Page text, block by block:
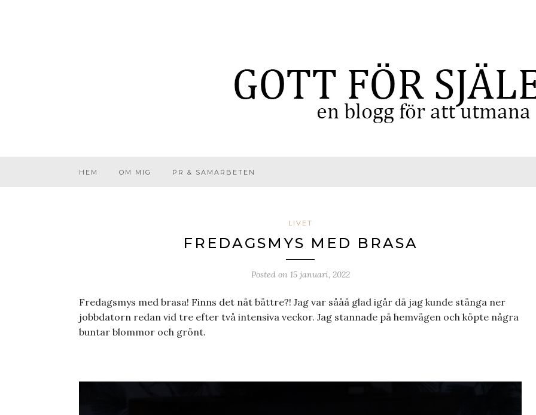
HEM OM MIG PR & SAMARBETEN
LIVET
FREDAGSMYS MED BRASA
Posted on 15 januari, 2022
Fredagsmys med brasa! Finns det nåt bättre?! Jag var sååå glad igår då jag kunde stänga ner
jobbdatorn redan vid tre efter två intensiva veckor. Jag stannade på hemvägen och köpte några
buntar blommor och grönt.